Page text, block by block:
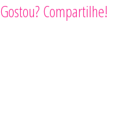
Gostou? Compartilhe!